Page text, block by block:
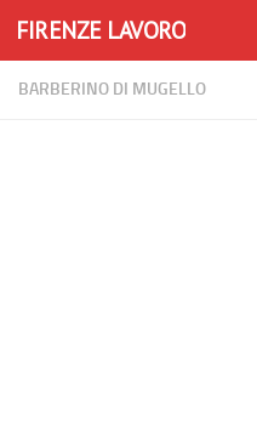
Skip to content
FIRENZE LAVORO
BARBERINO DI MUGELLO